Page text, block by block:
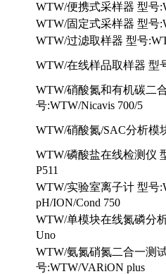
WTW/便携式采样器 型号
WTW/固定式采样器 型号
WTW/过滤取样器 型号
WTW/在线样品取样器 型
WTW/硝酸氮和有机碳二
号:WTW/Nicavis 700/5
WTW/硝酸氮/SAC分析模
WTW/磷酸盐在线检测仪
P511
WTW/实验室离子计 型号
pH/ION/Cond 750
WTW/单模块在线氮磷分
Uno
WTW/氨氮硝氮二合一测
号:WTW/VARiON plus